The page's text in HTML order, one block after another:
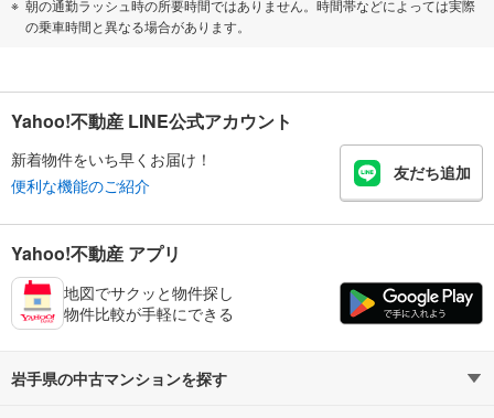
朝の通勤ラッシュ時の所要時間ではありません。時間帯などによっては実際
の乗車時間と異なる場合があります。
Yahoo!不動産 LINE公式アカウント
新着物件をいち早くお届け！
便利な機能のご紹介
友だち追加
Yahoo!不動産 アプリ
地図でサクッと物件探し
物件比較が手軽にできる
岩手県の中古マンションを探す